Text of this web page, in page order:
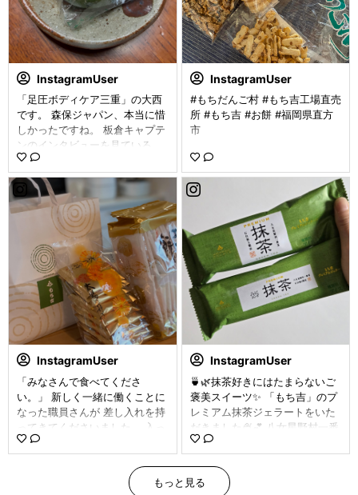
族みんな大好きで取り合いにな
りそう♡) 家族みんなで楽しめ
るうるチップス🌽 気になる方は
ぜひ試してみてね ✓ ⋆┈┈┈┈
┈┈┈┈┈┈┈┈┈┈┈┈┈┈
ジュ味 𓂃❁⃘ ⌇ mochidangomur
a sama ⋆┈┈┈┈┈┈┈┈┈┈┈┈┈┈┈┈
┈┈┈⋆ #PR #もち吉 #おやつはも
ち吉 #mochikichi #monipla 赤
いる生活
InstagramUser
「足圧ボディケア三重」の大西
です。 森保ジャパン、本当に惜
しかったですね。 板倉キャプテ
ンのインタビューを見ている
と、僕も泣けてきました😭 森保
監督＆選手の皆さま、感動をあ
りがとうございました😊 ゆっく
り休んで下さいね🍀 昨日は、出
張足圧で伊賀市に行って来まし
た🚙 ・70分×2名様 ・90分×1名
様 ほぐしました👣 ありがとう
ございました😊 #谷川流足圧 #
足圧ボディケア三重 #出張足圧
#くさもち #もち吉
InstagramUser
#もちだんご村 #もち吉工場直売
所 #もち吉 #お餅 #福岡県直方
市
InstagramUser
「みなさんで食べてくださ
い。」 新しく一緒に働くことに
なった職員さんが 差し入れを持
ってきてくださいました。 入っ
ていたのは、もち吉のおせんべ
い。 「これ好きなんですよ。」
「どれ食べようかな。」 そんな
声が聞こえてきます。 お菓子を
InstagramUser
🍵🌿抹茶好きにはたまらないご
褒美スイーツ✨ 「もち吉」のプ
レミアム抹茶ジェラートをいた
だきました🍨💕 八女星野村一番
茶を使った濃厚な抹茶の香り
と、ほろ苦い大人の味わいが最
高☺️🍃 甘さの中に感じる上品な
抹茶感、ひと口ごとに癒される
もっと見る